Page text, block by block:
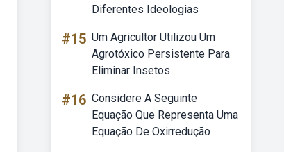
Diferentes Ideologias
#15 Um Agricultor Utilizou Um
Agrotóxico Persistente Para
Eliminar Insetos
#16 Considere A Seguinte
Equação Que Representa Uma
Equação De Oxirredução